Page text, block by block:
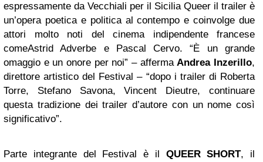
espressamente da Vecchiali per il Sicilia Queer il trailer è
un’opera poetica e politica al contempo e coinvolge due
attori molto noti del cinema indipendente francese
comeAstrid Adverbe e Pascal Cervo. “È un grande
omaggio e un onore per noi” – affermaAndrea Inzerillo,
direttore artistico del Festival – “dopo i trailer di Roberta
Torre, Stefano Savona, Vincent Dieutre, continuare
questa tradizione dei trailer d’autore con un nome così
significativo”.
Parte integrante del Festival è il QUEER SHORT, il